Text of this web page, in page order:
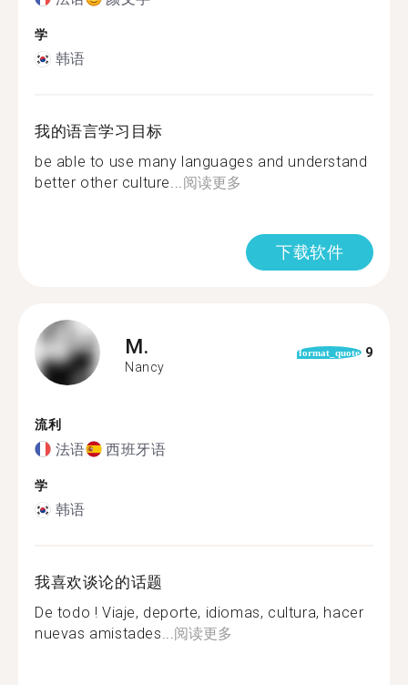
学
韩语
我的语言学习目标
be able to use many languages and understand
better other culture...阅读更多
下载软件
M.
Nancy
format_quote 9
流利
法语 西班牙语
学
韩语
我喜欢谈论的话题
De todo ! Viaje, deporte, idiomas, cultura, hacer
nuevas amistades...阅读更多